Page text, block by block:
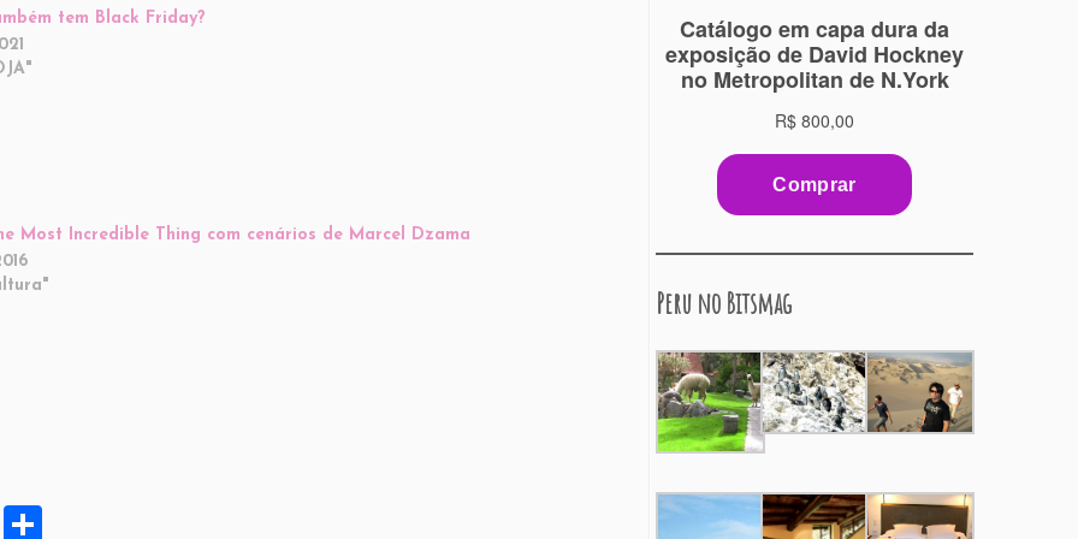
tem Black Friday?
Most Incredible Thing com cenários de Marcel Dzama
X
Peru no Bitsmag